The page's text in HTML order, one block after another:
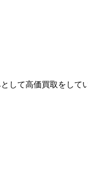
して高価買取をして